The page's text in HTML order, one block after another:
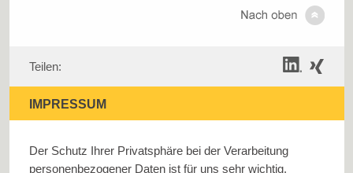
Teilen:
IMPRESSUM
Der Schutz Ihrer Privatsphäre bei der Verarbeitung
personenbezogener Daten ist für uns sehr wichtig.